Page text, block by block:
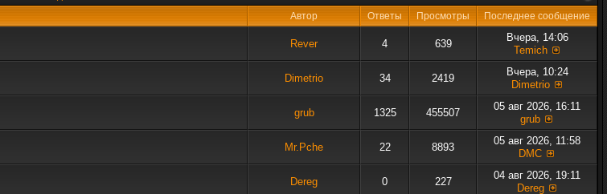
Автор Ответы Просмотры Последнее сообщение
Rever 4 639
Вчера, 14:06
Temich
Dimetrio 34 2419
Вчера, 10:24
Dimetrio
grub 1325 455507
05 авг 2026, 16:11
grub
Mr.Pche 22 8893
05 авг 2026, 11:58
DMC
Dereg 0 227
04 авг 2026, 19:11
Dereg